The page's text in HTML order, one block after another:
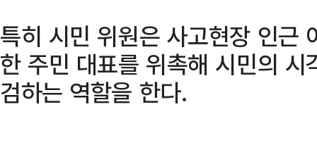
특히 시민 위원은 사고현장 인근
한 주민 대표를 위촉해 시민의
검하는 역할을 한다.